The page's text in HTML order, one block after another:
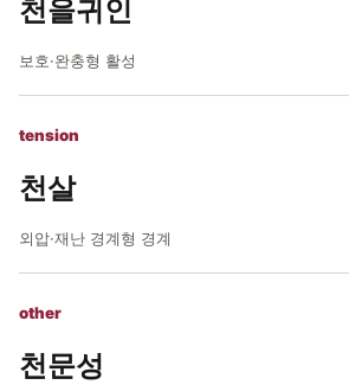
천을귀인
보호·완충형 활성
tension
천살
외압·재난 경계형 경계
other
천문성